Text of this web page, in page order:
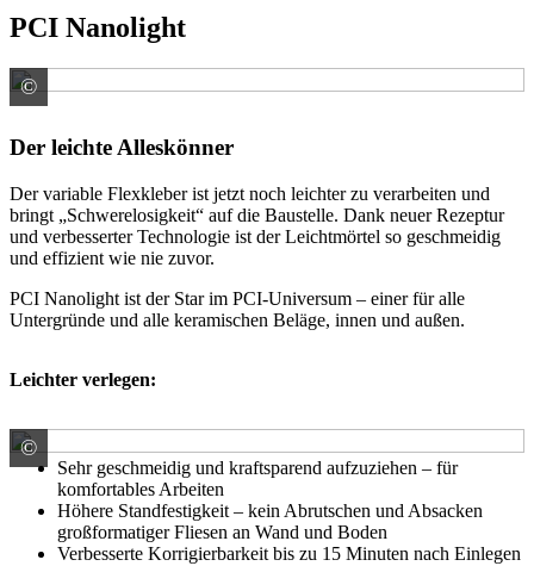
PCI Nanolight
© PCI Augsburg GmbH
Der leichte Alleskönner
Der variable Flexkleber ist jetzt noch leichter zu verarbeiten und
bringt „Schwerelosigkeit“ auf die Baustelle. Dank neuer Rezeptur
und verbesserter Technologie ist der Leichtmörtel so geschmeidig
und effizient wie nie zuvor.
PCI Nanolight ist der Star im PCI-Universum – einer für alle
Untergründe und alle keramischen Beläge, innen und außen.
Leichter verlegen:
©
PCI Augsburg GmbH
Sehr geschmeidig und kraftsparend aufzuziehen – für
komfortables Arbeiten
Höhere Standfestigkeit – kein Abrutschen und Absacken
großformatiger Fliesen an Wand und Boden
Verbesserte Korrigierbarkeit bis zu 15 Minuten nach Einlegen